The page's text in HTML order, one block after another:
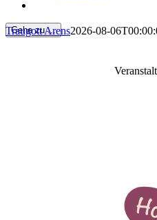
Gehe zu ...
Traugott Arens2026-08-